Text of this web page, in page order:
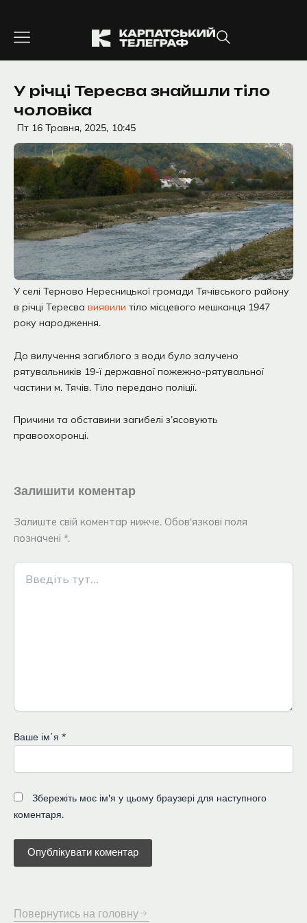
вмісту
У річці Тересва знайшли тіло
чоловіка
Пт 16 Травня, 2025, 10:45
У селі Терново Нересницької громади Тячівського району
в річці Тересва виявили тіло місцевого мешканця 1947
року народження.
До вилучення загиблого з води було залучено
рятувальників 19-ї державної пожежно-рятувальної
частини м. Тячів. Тіло передано поліції.
Причини та обставини загибелі з’ясовують
правоохоронці.
Залишити коментар
Залиште свій коментар нижче. Обов'язкові поля
позначені *.
Введіть
тут...
Ваше імʼя *
Збережіть моє ім'я у цьому браузері для наступного
коментаря.
Повернутись на головну